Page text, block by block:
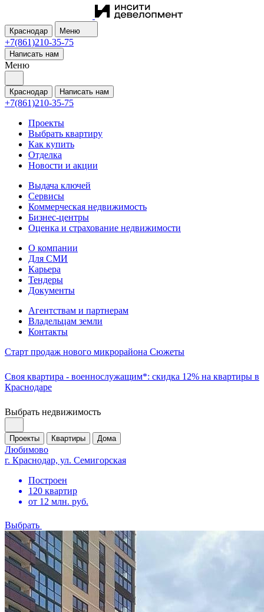
Краснодар Меню
+7(861)210-35-75
Написать нам
Меню
Краснодар Написать нам
+7(861)210-35-75
Проекты
Выбрать квартиру
Как купить
Отделка
Новости и акции
Выдача ключей
Сервисы
Коммерческая недвижимость
Бизнес-центры
Оценка и страхование недвижимости
О компании
Для СМИ
Карьера
Тендеры
Документы
Агентствам и партнерам
Владельцам земли
Контакты
Старт продаж нового микрорайона Сюжеты
Своя квартира - военнослужащим*: скидка 12% на квартиры в
Краснодаре
Выбрать недвижимость
Проекты Квартиры Дома
Любимово
г. Краснодар, ул. Семигорская
Построен
120 квартир
от 12 млн. руб.
Выбрать